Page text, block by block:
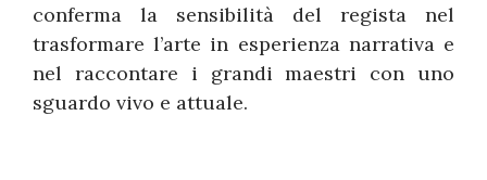
conferma la sensibilità del regista nel
trasformare l’arte in esperienza narrativa e
nel raccontare i grandi maestri con uno
sguardo vivo e attuale.